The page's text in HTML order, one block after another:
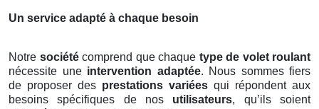
Un service adapté à chaque besoin
Notre sociétécomprend que chaque type de volet roulant
nécessite une intervention adaptée. Nous sommes fiers
de proposer des prestations variées qui répondent aux
besoins spécifiques de nos utilisateurs, qu’ils soient